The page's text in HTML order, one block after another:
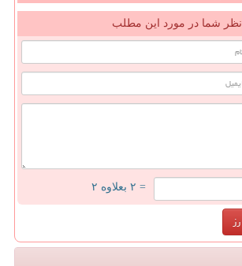
نظر شما در مورد این مطلب
= ۲ بعلاوه ۲